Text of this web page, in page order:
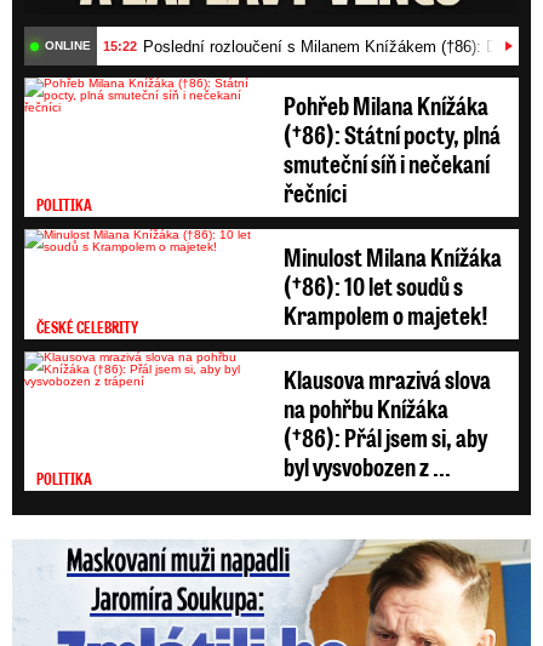
ONLINE 15:22 Poslední rozloučení s Milanem Knížákem (†86):
POLITIKA
Pohřeb Milana Knížáka
(†86): Státní pocty, plná
smuteční síň i nečekaní
řečníci
ČESKÉ CELEBRITY
Minulost Milana Knížáka
(†86): 10 let soudů s
Krampolem o majetek!
POLITIKA
Klausova mrazivá slova
na pohřbu Knížáka
(†86): Přál jsem si, aby
byl vysvobozen z ...
Maskovaní muži napadli Jaromíra Soukupa: Krvavá nakládačka